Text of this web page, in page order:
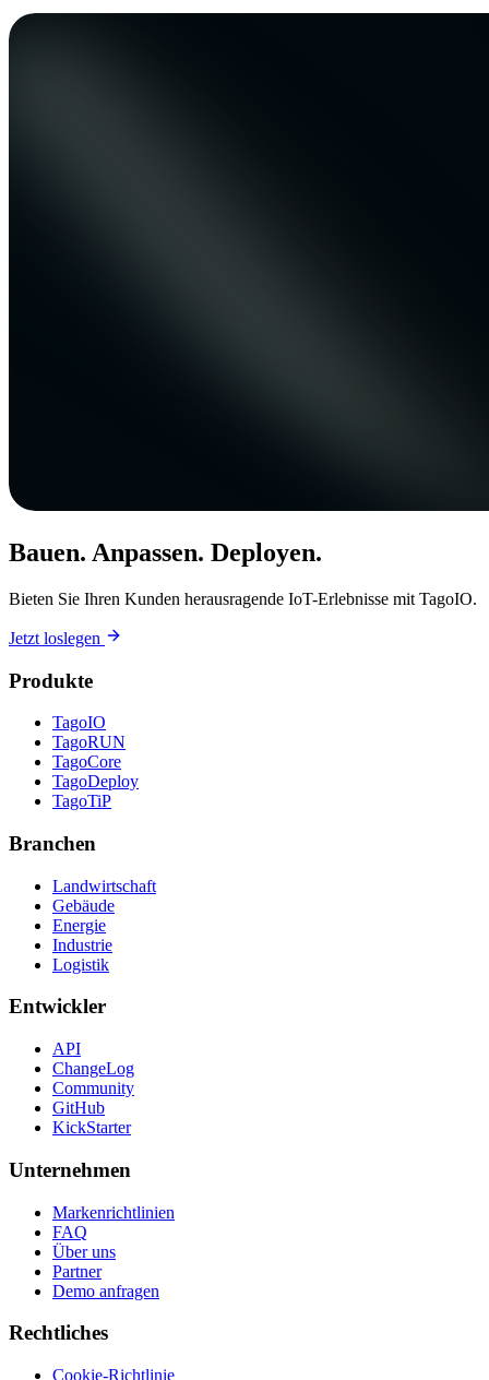
Bauen. Anpassen. Deployen.
Bieten Sie Ihren Kunden herausragende IoT-Erlebnisse mit TagoIO.
Jetzt loslegen
Produkte
TagoIO
TagoRUN
TagoCore
TagoDeploy
TagoTiP
Branchen
Landwirtschaft
Gebäude
Energie
Industrie
Logistik
Entwickler
API
ChangeLog
Community
GitHub
KickStarter
Unternehmen
Markenrichtlinien
FAQ
Über uns
Partner
Demo anfragen
Rechtliches
Cookie-Richtlinie